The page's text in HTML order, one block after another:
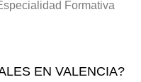
Formativa
EN VALENCIA?